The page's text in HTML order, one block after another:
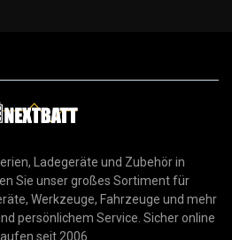
Ladegeräte und Zubehör in
Sie unser großes Sortiment für
Werkzeuge, Fahrzeuge und mehr
persönlichem Service. Sicher online
seit 2006.